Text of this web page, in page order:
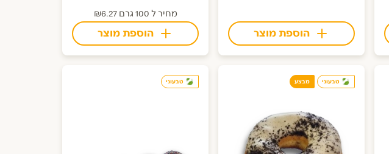
הוספת מוצר
מחיר ל 100 גרם ₪6.27
הוספת מוצר
טבעוני מבצע טבעוני